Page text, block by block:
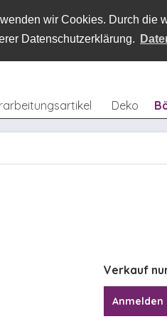
wir Cookies. Durch die
Datenschutzerklärung.
Deko
Verkauf
Anmelden